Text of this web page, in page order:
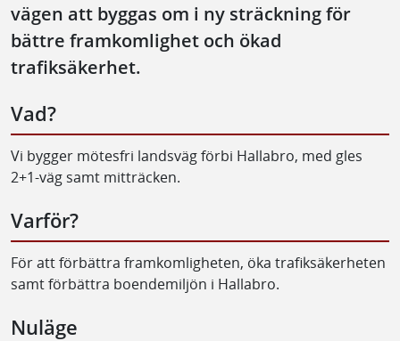
vägen att byggas om i ny sträckning för
bättre framkomlighet och ökad
trafiksäkerhet.
Vad?
Vi bygger mötesfri landsväg förbi Hallabro, med gles
2+1-väg samt mitträcken.
Varför?
För att förbättra framkomligheten, öka trafiksäkerheten
samt förbättra boendemiljön i Hallabro.
Nuläge